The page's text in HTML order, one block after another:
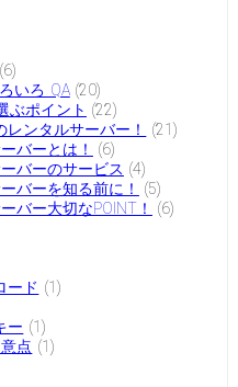
(6)
いろ QA(20)
ぶポイント (22)
ンタルサーバー！
(21)
バーとは！
(6)
バーのサービス (4)
バーを知る前に！
(5)
バー大切なPOINT！
(6)
ード (1)
ー (1)
点 (1)